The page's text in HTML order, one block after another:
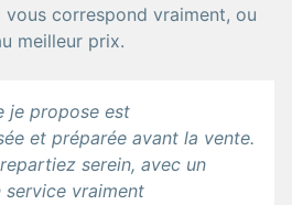
correspond vraiment, ou
meilleur prix.
je propose est
et préparée avant la vente.
serein, avec un
service vraiment